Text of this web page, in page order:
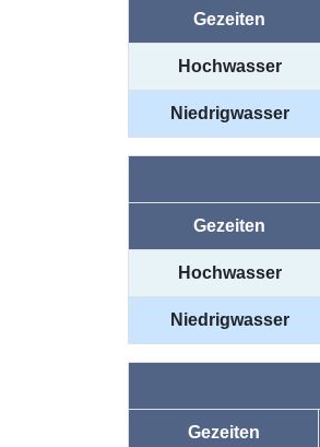
Gezeiten
Hochwasser
Niedrigwasser
Gezeiten
Hochwasser
Niedrigwasser
Gezeiten